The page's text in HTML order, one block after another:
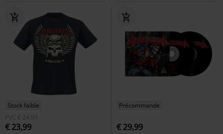
Stock faible
PVC € 24,99
€ 23,99
Précommande
€ 29,99